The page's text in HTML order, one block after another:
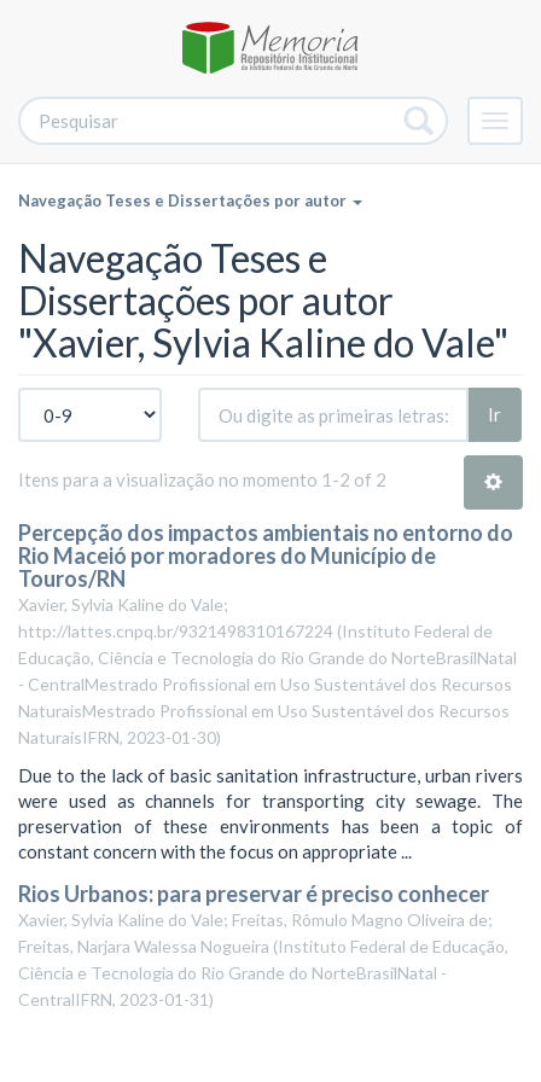
Navegação Teses e Dissertações por autor
Navegação Teses e
Dissertações por autor
"Xavier, Sylvia Kaline do Vale"
Ir
Itens para a visualização no momento 1-2 of 2
Percepção dos impactos ambientais no entorno do
Rio Maceió por moradores do Município de
Touros/RN
Xavier, Sylvia Kaline do Vale;
http://lattes.cnpq.br/9321498310167224 (Instituto Federal de
Educação, Ciência e Tecnologia do Rio Grande do NorteBrasilNatal
- CentralMestrado Profissional em Uso Sustentável dos Recursos
NaturaisMestrado Profissional em Uso Sustentável dos Recursos
NaturaisIFRN, 2023-01-30)
Due to the lack of basic sanitation infrastructure, urban rivers
were used as channels for transporting city sewage. The
preservation of these environments has been a topic of
constant concern with the focus on appropriate ...
Rios Urbanos: para preservar é preciso conhecer
Xavier, Sylvia Kaline do Vale; Freitas, Rômulo Magno Oliveira de;
Freitas, Narjara Walessa Nogueira (Instituto Federal de Educação,
Ciência e Tecnologia do Rio Grande do NorteBrasilNatal -
CentralIFRN, 2023-01-31)